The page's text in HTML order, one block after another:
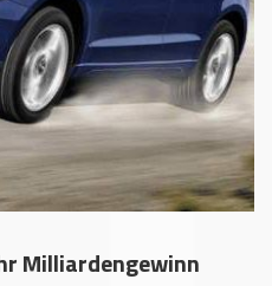
Milliardengewinn